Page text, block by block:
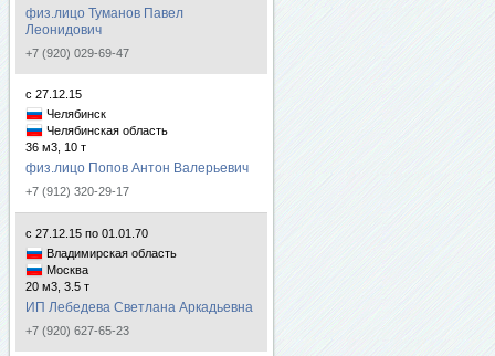
физ.лицо Туманов Павел
Леонидович
+7 (920) 029-69-47
с 27.12.15
Челябинск
Челябинская область
36 м3, 10 т
физ.лицо Попов Антон Валерьевич
+7 (912) 320-29-17
с 27.12.15 по 01.01.70
Владимирская область
Москва
20 м3, 3.5 т
ИП Лебедева Светлана Аркадьевна
+7 (920) 627-65-23